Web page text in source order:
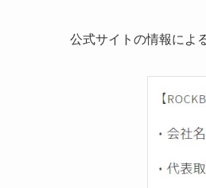
公式サイトの情報によ